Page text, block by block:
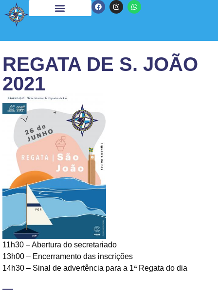
REGATA DE S. JOÃO
2021
11h30 – Abertura do secretariado
13h00 – Encerramento das inscrições
14h30 – Sinal de advertência para a 1ª Regata do dia